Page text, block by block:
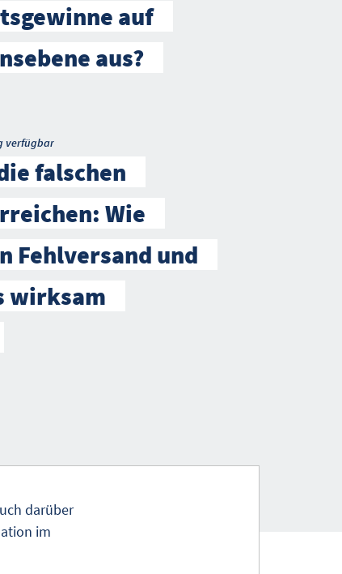
auf
aus?
verfügbar
falschen
Wie
Fehlversand und
wirksam
darüber
im